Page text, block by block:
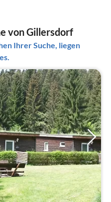
von Gillersdorf
Ihrer Suche, liegen